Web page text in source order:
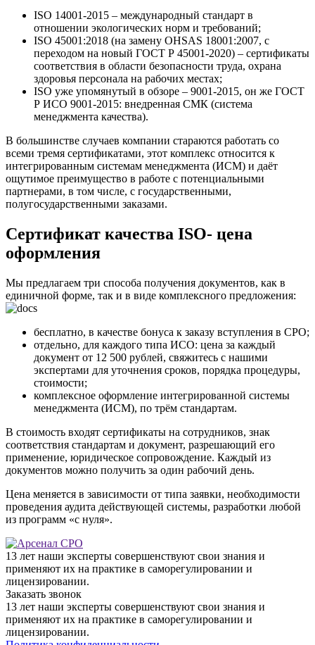
ISO 14001-2015 – международный стандарт в
отношении экологических норм и требований;
ISO 45001:2018 (на замену OHSAS 18001:2007, с
переходом на новый ГОСТ Р 45001-2020) – сертификаты
соответствия в области безопасности труда, охрана
здоровья персонала на рабочих местах;
ISO уже упомянутый в обзоре – 9001-2015, он же ГОСТ
Р ИСО 9001-2015: внедренная СМК (система
менеджмента качества).
В большинстве случаев компании стараются работать со
всеми тремя сертификатами, этот комплекс относится к
интегрированным системам менеджмента (ИСМ) и даёт
ощутимое преимущество в работе с потенциальными
партнерами, в том числе, с государственными,
полугосударственными заказами.
Сертификат качества ISO- цена
оформления
Мы предлагаем три способа получения документов, как в
единичной форме, так и в виде комплексного предложения:
бесплатно, в качестве бонуса к заказу вступления в СРО;
отдельно, для каждого типа ИСО: цена за каждый
документ от 12 500 рублей, свяжитесь с нашими
экспертами для уточнения сроков, порядка процедуры,
стоимости;
комплексное оформление интегрированной системы
менеджмента (ИСМ), по трём стандартам.
В стоимость входят сертификаты на сотрудников, знак
соответствия стандартам и документ, разрешающий его
применение, юридическое сопровождение. Каждый из
документов можно получить за один рабочий день.
Цена меняется в зависимости от типа заявки, необходимости
проведения аудита действующей системы, разработки любой
из программ «с нуля».
13 лет наши эксперты совершенствуют свои знания и
применяют их на практике в саморегулировании и
лицензировании.
Заказать звонок
13 лет наши эксперты совершенствуют свои знания и
применяют их на практике в саморегулировании и
лицензировании.